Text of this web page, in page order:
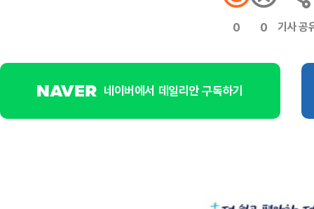
0 0 기사 공
네이버에서 데일리안 구독하기